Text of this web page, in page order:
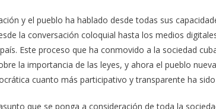
y el pueblo ha hablado desde todas sus
la conversación coloquial hasta los medios
Este proceso que ha conmovido a la sociedad
la importancia de las leyes, y ahora el pueblo
cuanto más participativo y transparente ha
que se ponga a consideración de toda la